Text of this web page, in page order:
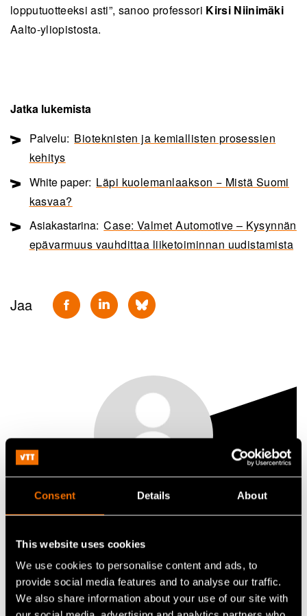
Consent Details About
This website uses cookies
We use cookies to personalise content and ads, to
provide social media features and to analyse our traffic.
We also share information about your use of our site with
lopputuotteeksi asti”, sanoo professori Kirsi Niinimäki
Aalto-yliopistosta.
Jatka lukemista
Palvelu: Bioteknisten ja kemiallisten prosessien
kehitys
White paper: Läpi kuolemanlaakson − Mistä Suomi
kasvaa?
Asiakastarina: Case: Valmet Automotive – Kysynnän
epävarmuus vauhdittaa liiketoiminnan uudistamista
Jaa
Marjo Määttänen
Principal Scientist
+358407029527
marjo.maattanen@vtt.fi